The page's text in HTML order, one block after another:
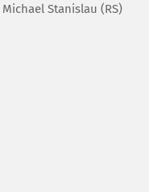
Stanislau (RS)